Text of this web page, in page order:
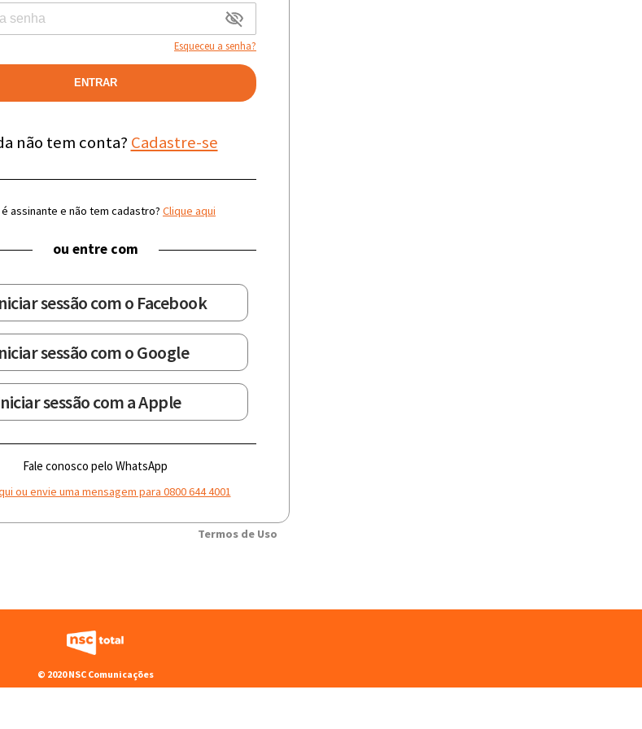
Esqueceu a senha?
ENTRAR
não tem conta? Cadastre-se
assinante e não tem cadastro? Clique aqui
ou entre com
sessão com o Facebook
sessão com o Google
sessão com a Apple
Fale conosco pelo WhatsApp
ou envie uma mensagem para 0800 644 4001
Termos de Uso
© 2020 NSC Comunicações